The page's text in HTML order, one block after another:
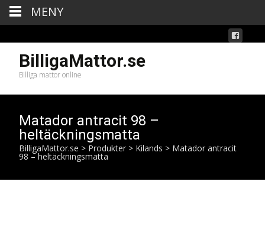
BilligaMattor.se
Billiga mattor online
Matador antracit 98 –
heltäckningsmatta
BilligaMattor.se > Produkter > Kilands > Matador antracit
98 – heltäckningsmatta
MENY